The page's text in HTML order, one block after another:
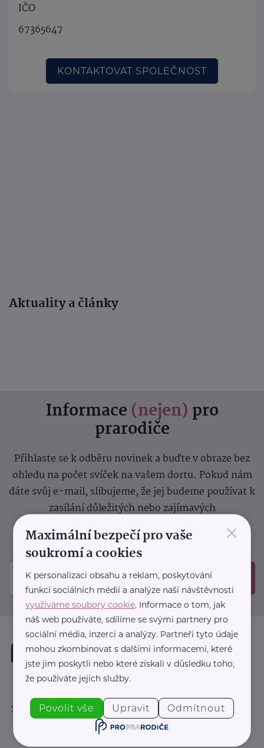
IČO
67365647
KONTAKTOVAT SPOLEČNOST
Aktuality a články
Informace (nejen) pro
prarodiče
Přihlaste se k odběru novinek a buďte v obraze bez
ohledu na počet svíček na vašem dortu. Pokud nám
dáte svůj e-mail, slibujeme, že jej budeme používat k
zasílání důležitých nebo zajímavých
Prosíme, zkontrolujte si svoji emailovou
schránku, kam jsme poslali potvrzovací e-mail.
Odeslat
Sledujte nás:
×
Maximální bezpečí pro vaše
soukromí a cookies
K personalizaci obsahu a reklam, poskytování
funkcí sociálních médií a analýze naší návštěvnosti
využíváme soubory cookie. Informace o tom, jak
náš web používáte, sdílíme se svými partnery pro
sociální média, inzerci a analýzy. Partneři tyto údaje
mohou zkombinovat s dalšími informacemi, které
jste jim poskytli nebo které získali v důsledku toho,
že používáte jejich služby.
Povolit vše Upravit Odmítnout